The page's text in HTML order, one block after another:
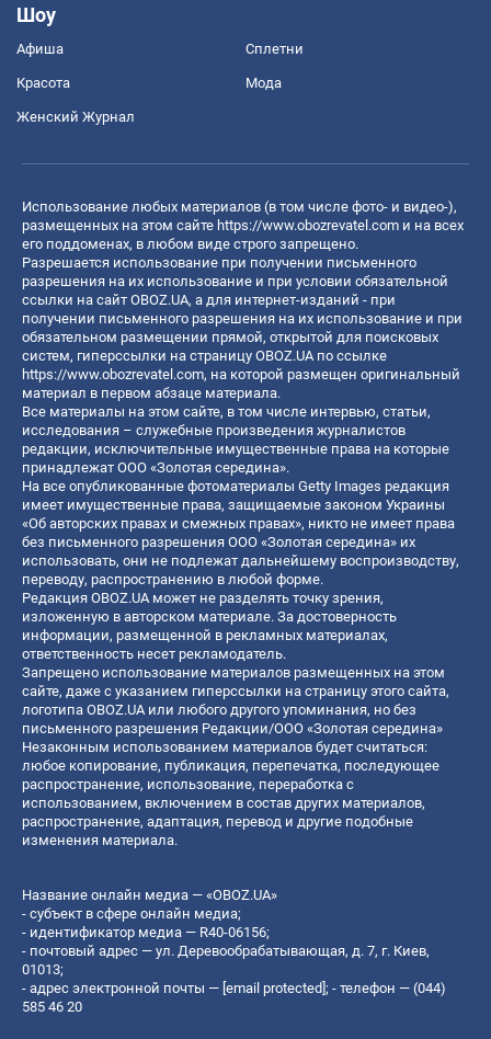
Шоу
Афиша Сплетни
Красота Мода
Женский Журнал
Использование любых материалов (в том числе фото- и видео-),
размещенных на этом сайте https://www.obozrevatel.com и на всех
его поддоменах, в любом виде строго запрещено.
Разрешается использование при получении письменного
разрешения на их использование и при условии обязательной
ссылки на сайт OBOZ.UA, а для интернет-изданий - при
получении письменного разрешения на их использование и при
обязательном размещении прямой, открытой для поисковых
систем, гиперссылки на страницу OBOZ.UA по ссылке
https://www.obozrevatel.com, на которой размещен оригинальный
материал в первом абзаце материала.
Все материалы на этом сайте, в том числе интервью, статьи,
исследования – служебные произведения журналистов
редакции, исключительные имущественные права на которые
принадлежат ООО «Золотая середина».
На все опубликованные фотоматериалы Getty Images редакция
имеет имущественные права, защищаемые законом Украины
«Об авторских правах и смежных правах», никто не имеет права
без письменного разрешения ООО «Золотая середина» их
использовать, они не подлежат дальнейшему воспроизводству,
переводу, распространению в любой форме.
Редакция OBOZ.UA может не разделять точку зрения,
изложенную в авторском материале. За достоверность
информации, размещенной в рекламных материалах,
ответственность несет рекламодатель.
Запрещено использование материалов размещенных на этом
сайте, даже с указанием гиперссылки на страницу этого сайта,
логотипа OBOZ.UA или любого другого упоминания, но без
письменного разрешения Редакции/ООО «Золотая середина»
Незаконным использованием материалов будет считаться:
любое копирование, публикация, перепечатка, последующее
распространение, использование, переработка с
использованием, включением в состав других материалов,
распространение, адаптация, перевод и другие подобные
изменения материала.
Название онлайн медиа — «OBOZ.UA»
- субъект в сфере онлайн медиа;
- идентификатор медиа — R40-06156;
- почтовый адрес — ул. Деревообрабатывающая, д. 7, г. Киев,
01013;
- адрес электронной почты — [email protected]; - телефон — (044)
585 46 20